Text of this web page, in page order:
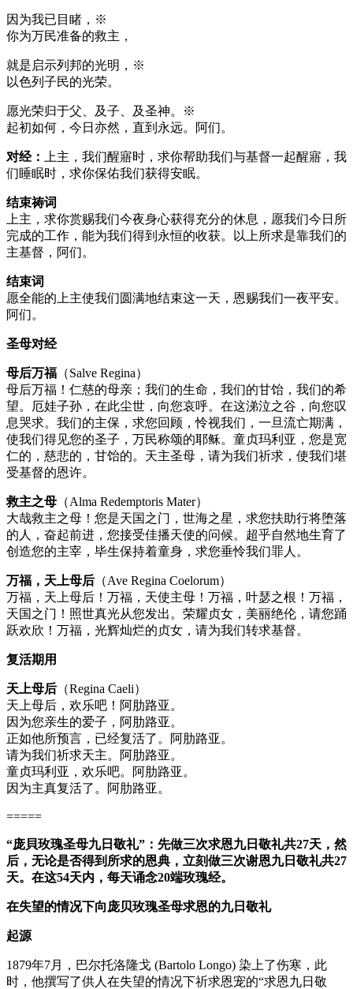
因为我已目睹，※
你为万民准备的救主，
就是启示列邦的光明，※
以色列子民的光荣。
愿光荣归于父、及子、及圣神。※
起初如何，今日亦然，直到永远。阿们。
对经：
上主，我们醒寤时，求你帮助我们与基督一起醒寤，我
们睡眠时，求你保佑我们获得安眠。
结束祷词
上主，求你赏赐我们今夜身心获得充分的休息，愿我们今日所
完成的工作，能为我们得到永恒的收获。以上所求是靠我们的
主基督，阿们。
结束词
愿全能的上主使我们圆满地结束这一天，恩赐我们一夜平安。
阿们。
圣母对经
母后万福 （Salve Regina）
母后万福！仁慈的母亲；我们的生命，我们的甘饴，我们的希
望。厄娃子孙，在此尘世，向您哀呼。在这涕泣之谷，向您叹
息哭求。我们的主保，求您回顾，怜视我们，一旦流亡期满，
使我们得见您的圣子，万民称颂的耶稣。童贞玛利亚，您是宽
仁的，慈悲的，甘饴的。天主圣母，请为我们祈求，使我们堪
受基督的恩许。
救主之母 （Alma Redemptoris Mater）
大哉救主之母！您是天国之门，世海之星，求您扶助行将堕落
的人，奋起前进，您接受佳播天使的问候。超乎自然地生育了
创造您的主宰，毕生保持着童身，求您垂怜我们罪人。
万福，天上母后 （Ave Regina Coelorum）
万福，天上母后！万福，天使主母！万福，叶瑟之根！万福，
天国之门！照世真光从您发出。荣耀贞女，美丽绝伦，请您踊
跃欢欣！万福，光辉灿烂的贞女，请为我们转求基督。
复活期用
天上母后 （Regina Caeli）
天上母后，欢乐吧！阿肋路亚。
因为您亲生的爱子，阿肋路亚。
正如他所预言，已经复活了。阿肋路亚。
请为我们祈求天主。阿肋路亚。
童贞玛利亚，欢乐吧。阿肋路亚。
因为主真复活了。阿肋路亚。
=====
“庞⾙玫瑰圣母九⽇敬礼”：先做三次求恩九⽇敬礼共27天 ，然
后，无论是否得到所求的恩典，⽴刻做三次谢恩九⽇敬礼共27
天。在这54天内，每天诵念20端玫瑰经。
在失望的情况下向庞贝玫瑰圣母求恩的九日敬礼
起源
1879年7月，巴尔托洛隆戈 (Bartolo Longo) 染上了伤寒，此
时，他撰写了供人在失望的情况下祈求恩宠的“求恩九日敬